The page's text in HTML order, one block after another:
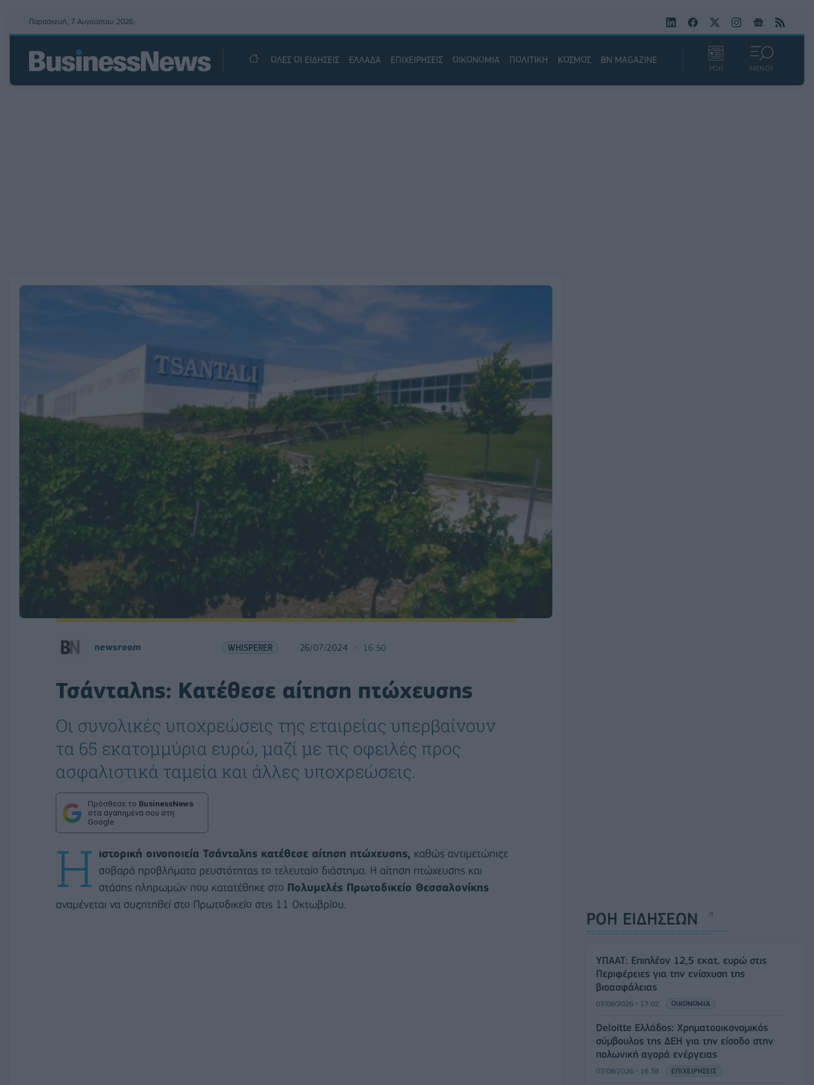
Παρασκευή, 7 Αυγούστου 2026
ΟΛΕΣ ΟΙ ΕΙΔΗΣΕΙΣ ΕΛΛΑΔΑ ΕΠΙΧΕΙΡΗΣΕΙΣ ΟΙΚΟΝΟΜΙΑ ΠΟΛΙΤΙΚΗ ΚΟΣΜΟΣ BN MAGAZINE
ΡΟΗ ΜΕΝΟΥ
newsroom WHISPERER 26/07/2024 16:50
Τσάνταλης: Κατέθεσε αίτηση πτώχευσης
Οι συνολικές υποχρεώσεις της εταιρείας υπερβαίνουν
τα 65 εκατομμύρια ευρώ, μαζί με τις οφειλές προς
ασφαλιστικά ταμεία και άλλες υποχρεώσεις.
Πρόσθεσε το BusinessNews
στα αγαπημένα σου στη
Google
Η ιστορική οινοποιεία Τσάνταλης κατέθεσε αίτηση πτώχευσης, καθώς αντιμετώπιζε
σοβαρά προβλήματα ρευστότητας το τελευταίο διάστημα. Η αίτηση πτώχευσης και
στάσης πληρωμών που κατατέθηκε στο Πολυμελές Πρωτοδικείο Θεσσαλονίκης
αναμένεται να συζητηθεί στο Πρωτοδικείο στις 11 Οκτωβρίου.
ΡΟΗ ΕΙΔΗΣΕΩΝ
ΥΠΑΑΤ: Επιπλέον 12,5 εκατ. ευρώ στις
Περιφέρειες για την ενίσχυση της
βιοασφάλειας
07/08/2026 - 17:02 ΟΙΚΟΝΟΜΙΑ
Deloitte Ελλάδος: Χρηματοοικονομικός
σύμβουλος της ΔΕΗ για την είσοδο στην
πολωνική αγορά ενέργειας
07/08/2026 - 16:38 ΕΠΙΧΕΙΡΗΣΕΙΣ